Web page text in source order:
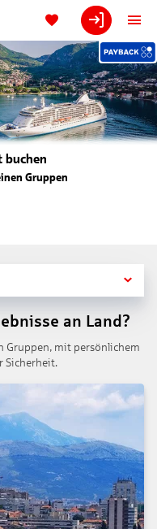
buchen
Gruppen
an Land?
Gruppen, mit persönlichem
Sicherheit.